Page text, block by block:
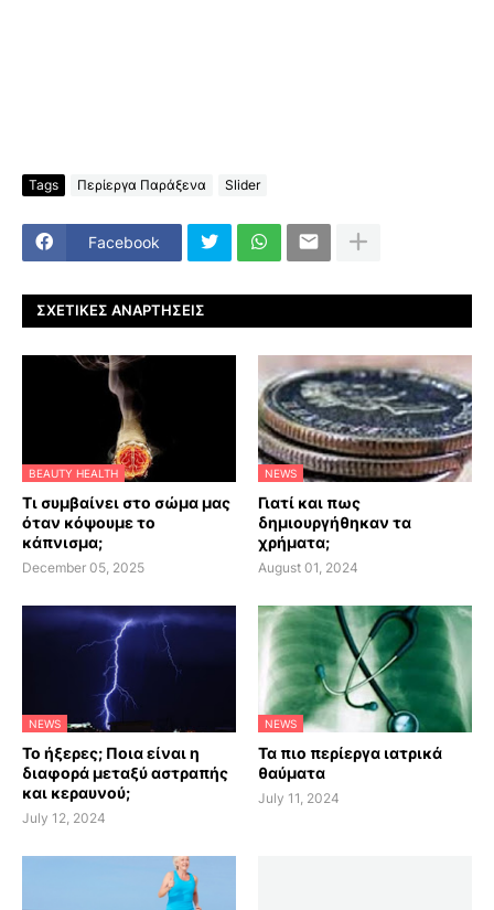
Tags Περίεργα Παράξενα Slider
Facebook
ΣΧΕΤΙΚΈΣ ΑΝΑΡΤΉΣΕΙΣ
BEAUTY HEALTH
Τι συμβαίνει στο σώμα μας
όταν κόψουμε το
κάπνισμα;
December 05, 2025
NEWS
Γιατί και πως
δημιουργήθηκαν τα
χρήματα;
August 01, 2024
NEWS
Το ήξερες; Ποια είναι η
διαφορά μεταξύ αστραπής
και κεραυνού;
July 12, 2024
NEWS
Τα πιο περίεργα ιατρικά
θαύματα
July 11, 2024